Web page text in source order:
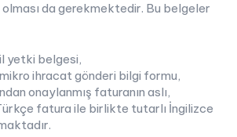
da gerekmektedir. Bu belgeler
yetki belgesi,
ihracat gönderi bilgi formu,
onaylanmış faturanın aslı,
fatura ile birlikte tutarlı İngilizce